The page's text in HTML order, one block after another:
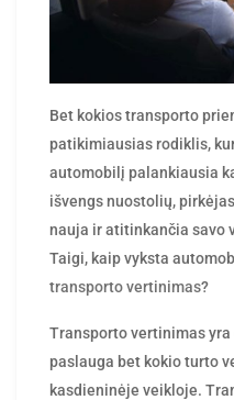
Bet kokios transporto
patikimiausias rodiklis,
automobilį palankiausia
išvengs nuostolių,
nauja ir atitinkančia savo
Taigi, kaip vyksta
transporto vertinimas?
Transporto vertinimas
paslauga bet kokio turto
kasdieninėje veikloje.